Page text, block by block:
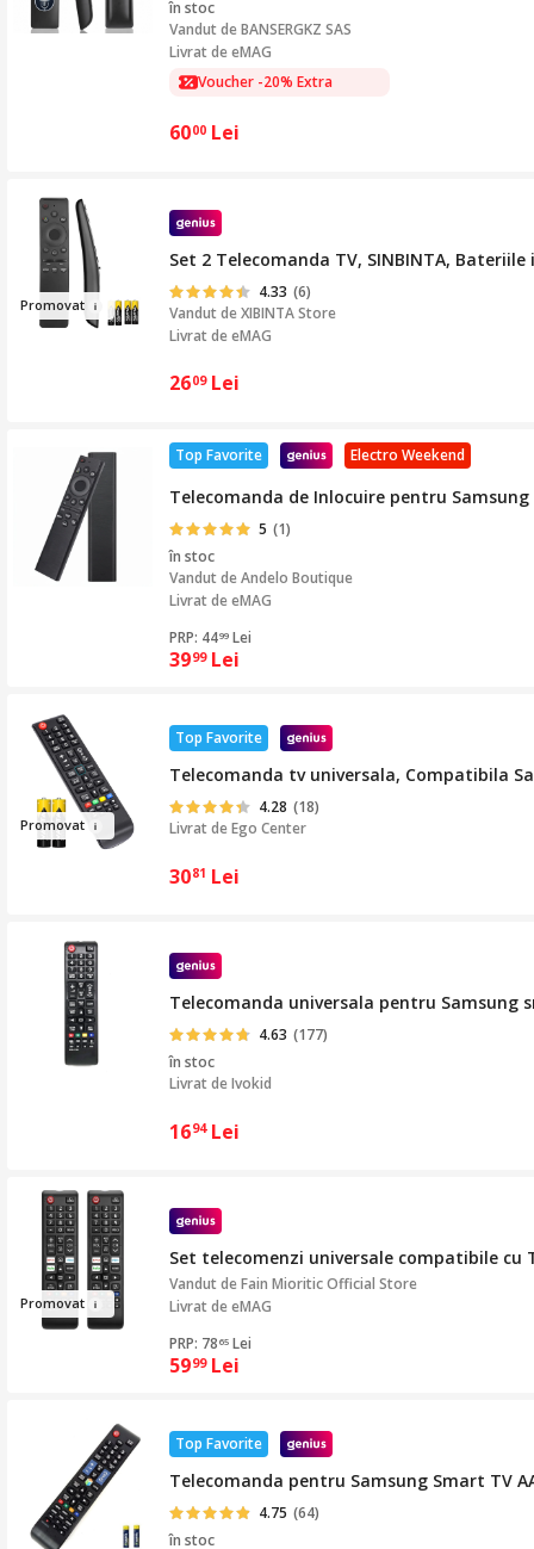
în stoc
Vandut deBANSERGKZ SAS
Livrat de eMAG
Voucher -20% Extra
6000 Lei
Promovat
Set 2 Telecomanda TV, SINBINTA,
4.33 (6)
Vandut deXIBINTA Store
Livrat de eMAG
2609 Lei
Electro Weekend
Top Favorite
Telecomanda de Inlocuire pentru Samsung
5 (1)
în stoc
Vandut deAndelo Boutique
Livrat de eMAG
PRP: 4499 Lei
3999 Lei
Promovat
Top Favorite
Telecomanda tv universala, Compatibila
4.28 (18)
Livrat deEgo Center
3081 Lei
Telecomanda universala pentru Samsung
4.63 (177)
în stoc
Livrat deIvokid
1694 Lei
Promovat
Set telecomenzi universale compatibile cu
Vandut deFain Mioritic Official Store
Livrat de eMAG
PRP: 78 65 Lei
5999 Lei
Top Favorite
Telecomanda pentru Samsung Smart TV
4.75 (64)
în stoc